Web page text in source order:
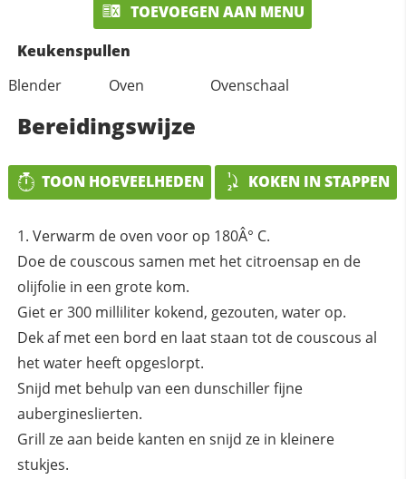
TOEVOEGEN AAN MENU
Keukenspullen
Blender
Oven Ovenschaal
Bereidingswijze
TOON HOEVEELHEDEN KOKEN IN STAPPEN
Verwarm de oven voor op 180Â° C.
Doe de couscous samen met het citroensap en de
olijfolie in een grote kom.
Giet er 300 milliliter kokend, gezouten, water op.
Dek af met een bord en laat staan tot de couscous al
het water heeft opgeslorpt.
Snijd met behulp van een dunschiller fijne
aubergineslierten.
Grill ze aan beide kanten en snijd ze in kleinere
stukjes.